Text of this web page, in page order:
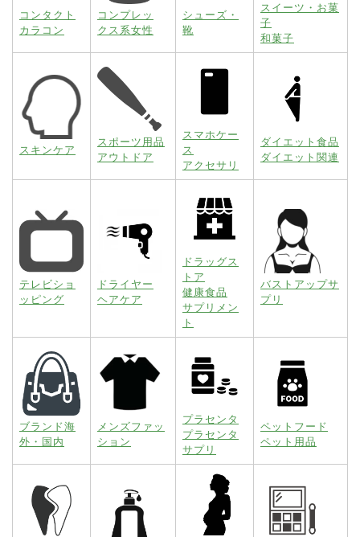
コンタクト
カラコン
コンプレッ
クス系女性
シューズ・
靴
スイーツ・お菓
子
和菓子
スキンケア
スポーツ用品
アウトドア
スマホケー
ス
アクセサリ
ダイエット食品
ダイエット関連
テレビショ
ッピング
ドライヤー
ヘアケア
ドラッグス
トア
健康食品
サプリメン
ト
バストアップサ
プリ
ブランド海
外・国内
メンズファッ
ション
プラセンタ
プラセンタ
サプリ
ペットフード
ペット用品